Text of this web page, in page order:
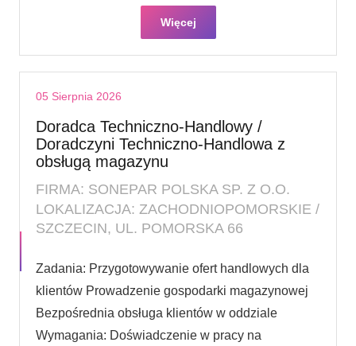
Więcej
05 Sierpnia 2026
Doradca Techniczno-Handlowy /
Doradczyni Techniczno-Handlowa z
obsługą magazynu
FIRMA: SONEPAR POLSKA SP. Z O.O.
LOKALIZACJA: ZACHODNIOPOMORSKIE /
SZCZECIN, UL. POMORSKA 66
Zadania: Przygotowywanie ofert handlowych dla
klientów Prowadzenie gospodarki magazynowej
Bezpośrednia obsługa klientów w oddziale
Wymagania: Doświadczenie w pracy na